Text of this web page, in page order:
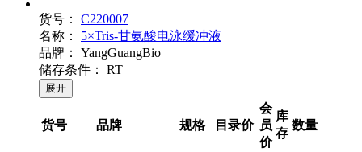
货号：
C220007
名称：
5×Tris-甘氨酸电泳缓冲液
品牌：
YangGuangBio
储存条件：
RT
展开
货号 品牌 规格 目录价
会
员
价
库
存
数量